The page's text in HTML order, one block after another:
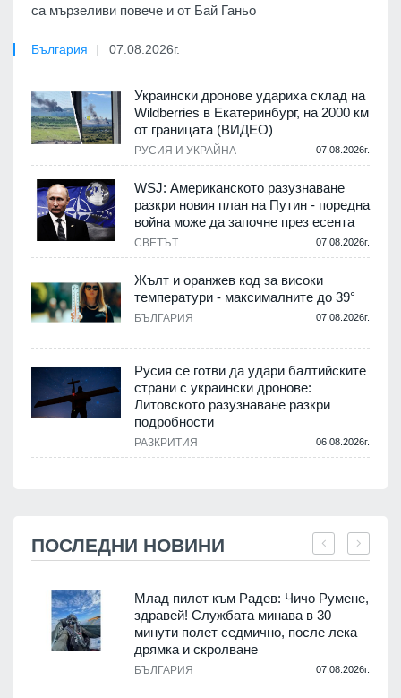
са мързеливи повече и от Бай Ганьо
България 07.08.2026г.
Украински дронове удариха склад на
Wildberries в Екатеринбург, на 2000 км
от границата (ВИДЕО)
РУСИЯ И УКРАЙНА 07.08.2026г.
WSJ: Американското разузнаване
разкри новия план на Путин - поредна
война може да започне през есента
СВЕТЪТ 07.08.2026г.
Жълт и оранжев код за високи
температури - максималните до 39°
БЪЛГАРИЯ 07.08.2026г.
Русия се готви да удари балтийските
страни с украински дронове:
Литовското разузнаване разкри
подробности
РАЗКРИТИЯ 06.08.2026г.
ПОСЛЕДНИ НОВИНИ
Млад пилот към Радев: Чичо Румене,
здравей! Службата минава в 30
минути полет седмично, после лека
дрямка и скролване
БЪЛГАРИЯ 07.08.2026г.